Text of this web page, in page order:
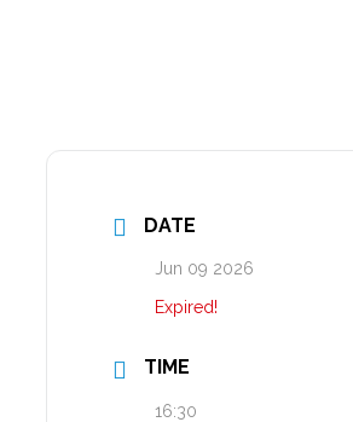
DATE
Jun 09 2026
Expired!
TIME
16:30